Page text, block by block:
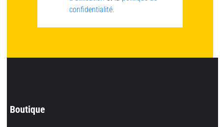
confidentialité.
Boutique